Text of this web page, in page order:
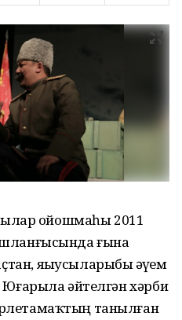
ойошмаһы 2011
ғына
яҙыусыларыбыҙ әүҙем
әйтелгән хәрби
танылған